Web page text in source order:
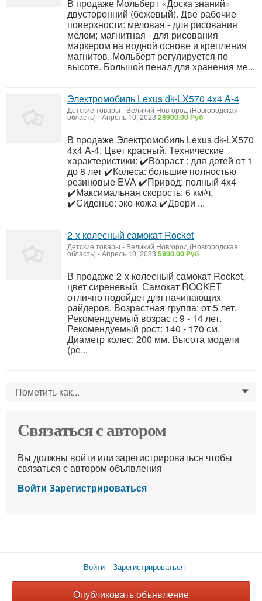
В продаже Мольберт «Доска знаний»
двусторонний (бежевый). Две рабочие
поверхности: меловая - для рисования
мелом; магнитная - для рисования
маркером на водной основе и крепления
магнитов. Мольберт регулируется по
высоте. Большой пенал для хранения ме...
Электромобиль Lexus dk-LX570 4x4 A-4
Детские товары - Великий Новгород (Новгородская
область) -Апрель 10, 202328900.00 Руб
В продаже Электромобиль Lexus dk-LX570
4x4 A-4. Цвет красный. Технические
характеристики: ✔️Возраст : для детей от 1
до 8 лет ✔️Колеса: большие полностью
резиновые EVA ✔️Привод: полный 4х4
✔️Максимальная скорость: 6 км/ч,
✔️Сиденье: эко-кожа ✔️Двери ...
2-х колесный самокат Rocket
Детские товары - Великий Новгород (Новгородская
область) -Апрель 10, 20235900.00 Руб
В продаже 2-х колесный самокат Rocket,
цвет сиреневый. Самокат ROCKET
отлично подойдет для начинающих
райдеров. Возрастная группа: от 5 лет.
Рекомендуемый возраст: 9 - 14 лет.
Рекомендуемый рост: 140 - 170 см.
Диаметр колес: 200 мм. Высота модели
(ре...
Пометить как... 0
Связаться с автором
Вы должны войти или зарегистрироваться чтобы
связаться с автором объявления
Войти Зарегистрироваться
Войти Зарегистрироваться
Опубликовать объявление